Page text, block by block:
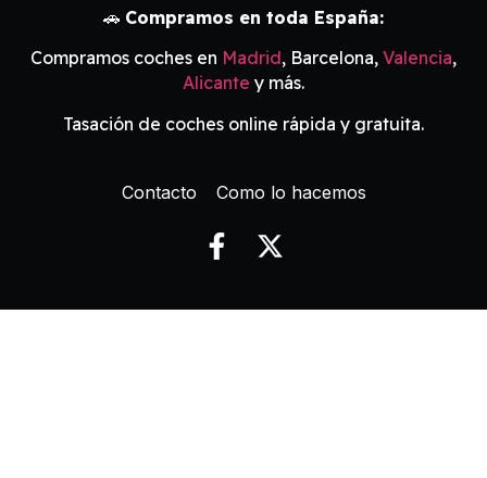
🚗 Compramos en toda España:
Compramos coches en Madrid, Barcelona, Valencia,
Alicante y más.
Tasación de coches online rápida y gratuita.
Contacto Como lo hacemos